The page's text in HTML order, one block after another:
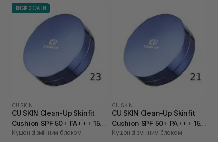
ВИБІР ОКСАНИ
CU SKIN
CU SKIN Clean-Up Skinfit
Cushion SPF 50+ PA+++ 15 г
+ 15 г 23 тон
Кушон зі змінним блоком
CU SKIN
CU SKIN Clean-Up Skinfit
Cushion SPF 50+ PA+++ 15 г
+ 15 г 21 тон
Кушон зі змінним блоком